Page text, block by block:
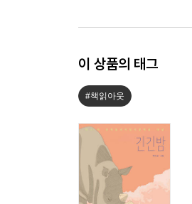
이 상품의 태그
#책읽아웃